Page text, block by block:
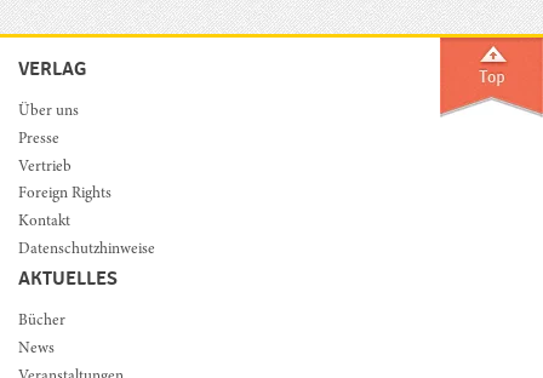
VERLAG
Über uns
Presse
Vertrieb
Foreign Rights
Kontakt
Datenschutzhinweise
AKTUELLES
Bücher
News